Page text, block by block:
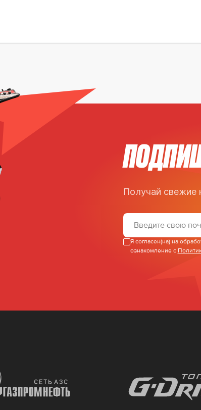
Получай свежие
Я согласен(на) на
ознакомление с